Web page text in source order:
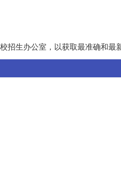
招生办公室，以获取最准确和最